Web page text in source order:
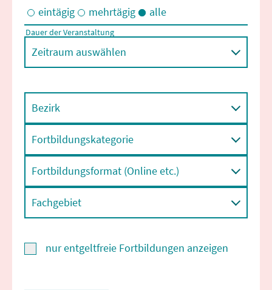
Eintägige und/oder mehrtägige Veranstaltungen
eintägig mehrtägig alle
Dauer der Veranstaltung
Zeitraum auswählen
Bezirk
Fortbildungskategorie
Fortbildungsformat (Online etc.)
Fachgebiet
nur entgeltfreie Fortbildungen anzeigen